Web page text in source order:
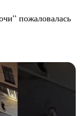
пожаловалась